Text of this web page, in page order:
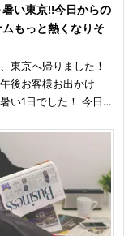
暑い東京!!今日からの
ムもっと熱くなりそ
東京へ帰りました！
後お客様お出かけ
い1日でした！ 今日…